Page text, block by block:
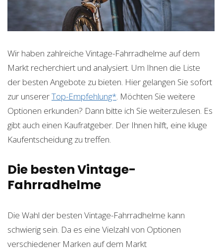
Wir haben zahlreiche Vintage-Fahrradhelme auf dem
Markt recherchiert und analysiert. Um Ihnen die Liste
der besten Angebote zu bieten. Hier gelangen Sie sofort
zur unsererTop-Empfehlung*. Möchten Sie weitere
Optionen erkunden? Dann bitte ich Sie weiterzulesen. Es
gibt auch einen Kaufratgeber. Der Ihnen hilft, eine kluge
Kaufentscheidung zu treffen.
Die besten Vintage-
Fahrradhelme
Die Wahl der besten Vintage-Fahrradhelme kann
schwierig sein. Da es eine Vielzahl von Optionen
verschiedener Marken auf dem Markt